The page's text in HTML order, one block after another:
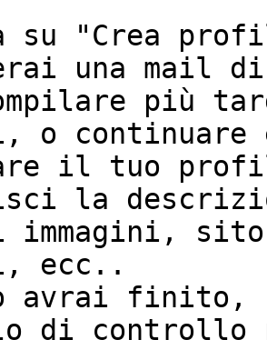
su "Crea
più
o
il tuo
la
immagini,
ecc..
avrai
di